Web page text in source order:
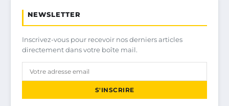
NEWSLETTER
Inscrivez-vous pour recevoir nos derniers articles
directement dans votre boîte mail.
S'INSCRIRE